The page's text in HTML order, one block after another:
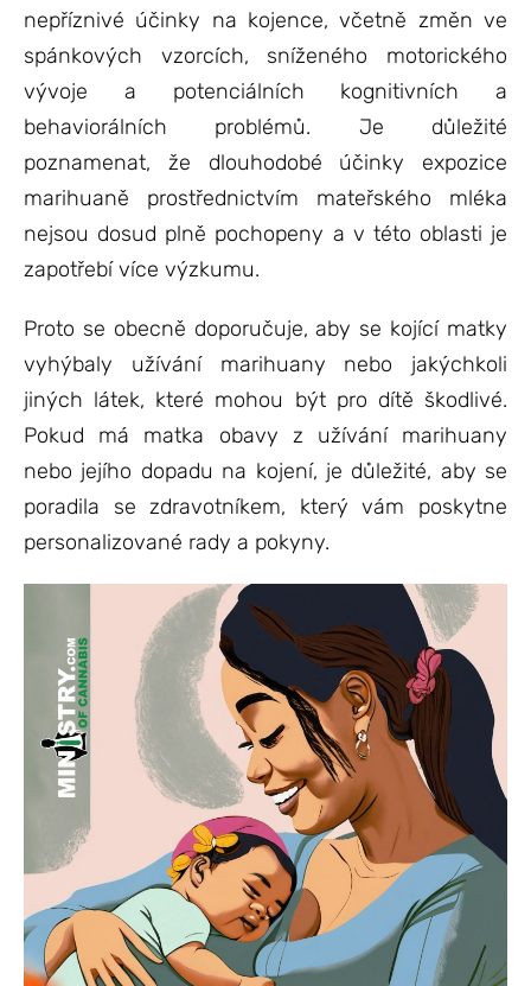
nepříznivé účinky na kojence, včetně změn ve
spánkových vzorcích, sníženého motorického
vývoje a potenciálních kognitivních a
behaviorálních problémů. Je důležité
poznamenat, že dlouhodobé účinky expozice
marihuaně prostřednictvím mateřského mléka
nejsou dosud plně pochopeny a v této oblasti je
zapotřebí více výzkumu.
Proto se obecně doporučuje, aby se kojící matky
vyhýbaly užívání marihuany nebo jakýchkoli
jiných látek, které mohou být pro dítě škodlivé.
Pokud má matka obavy z užívání marihuany
nebo jejího dopadu na kojení, je důležité, aby se
poradila se zdravotníkem, který vám poskytne
personalizované rady a pokyny.